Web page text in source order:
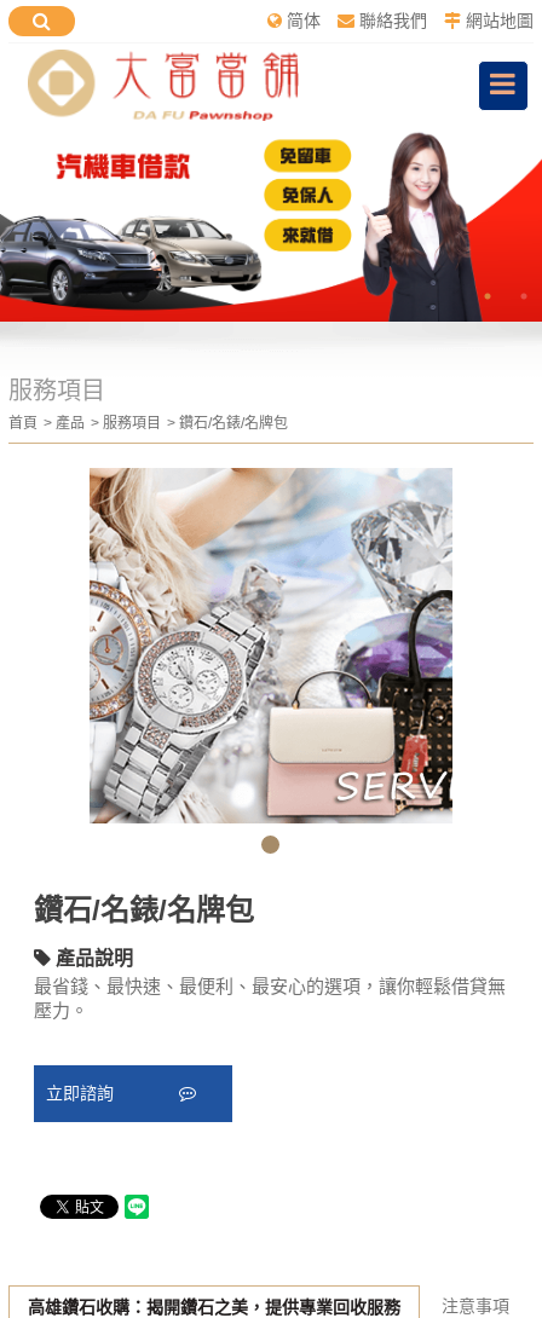
简体 聯絡我們 網站地圖
服務項目
首頁 產品 服務項目 鑽石/名錶/名牌包
鑽石/名錶/名牌包
產品說明
最省錢、最快速、最便利、最安心的選項，讓你輕鬆借貸無
壓力。
立即諮詢
高雄鑽石收購：揭開鑽石之美，提供專業回收服務 注意事項